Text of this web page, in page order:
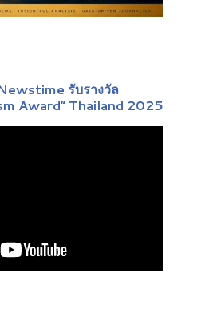
รับรางวัล
Award” Thailand 2025